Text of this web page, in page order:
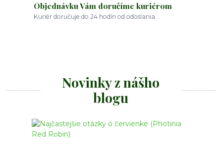
Objednávku Vám doručíme kuriérom
Kuriér doručuje do 24 hodín od odoslania.
Novinky z nášho
blogu